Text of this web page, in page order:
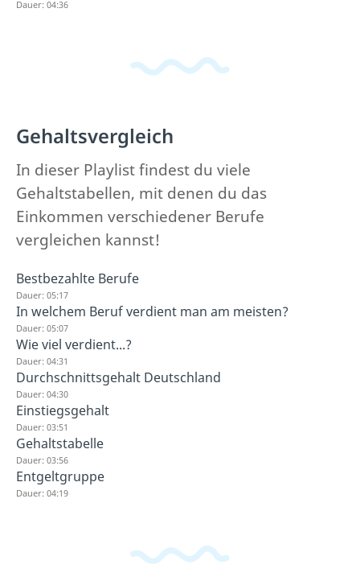
Dauer: 04:36
Gehaltsvergleich
In dieser Playlist findest du viele
Gehaltstabellen, mit denen du das
Einkommen verschiedener Berufe
vergleichen kannst!
Bestbezahlte Berufe
Dauer: 05:17
In welchem Beruf verdient man am meisten?
Dauer: 05:07
Wie viel verdient...?
Dauer: 04:31
Durchschnittsgehalt Deutschland
Dauer: 04:30
Einstiegsgehalt
Dauer: 03:51
Gehaltstabelle
Dauer: 03:56
Entgeltgruppe
Dauer: 04:19